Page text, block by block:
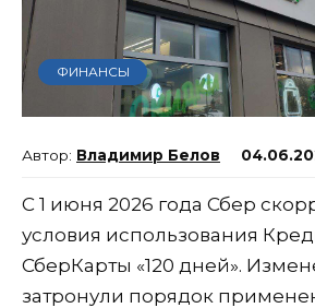
ФИНАНСЫ
Владимир Белов
С 1 июня 2026 года Сбер
условия использования
СберКарты «120 дней».
затронули порядок